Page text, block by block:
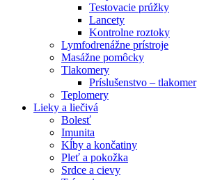
Testovacie prúžky
Lancety
Kontrolne roztoky
Lymfodrenážne prístroje
Masážne pomôcky
Tlakomery
Príslušenstvo – tlakomer
Teplomery
Lieky a liečivá
Bolesť
Imunita
Kĺby a končatiny
Pleť a pokožka
Srdce a cievy